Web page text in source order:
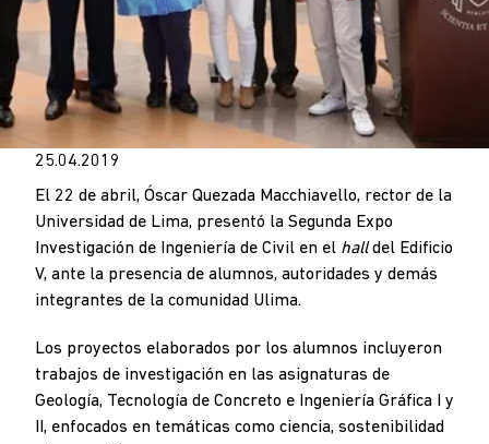
25.04.2019
El 22 de abril, Óscar Quezada Macchiavello, rector de la
Universidad de Lima, presentó la Segunda Expo
Investigación de Ingeniería de Civil en el halldel Edificio
V, ante la presencia de alumnos, autoridades y demás
integrantes de la comunidad Ulima.
Los proyectos elaborados por los alumnos incluyeron
trabajos de investigación en las asignaturas de
Geología, Tecnología de Concreto e Ingeniería Gráfica I y
II, enfocados en temáticas como ciencia, sostenibilidad